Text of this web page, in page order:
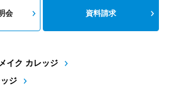
イク カレッジ
ジ
会 資料請求